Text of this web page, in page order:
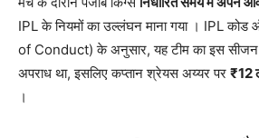
IPL के नियमों का उल्लंघन माना गया । IPL
of Conduct) के अनुसार, यह टीम का इस सीजन
अपराध था, इसलिए कप्तान श्रेयस अय्यर पर ₹12
।